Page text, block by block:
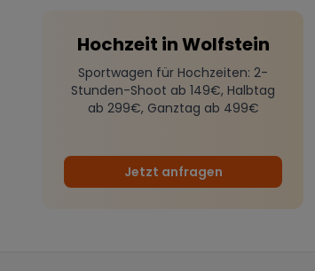
Hochzeit inWolfstein
Sportwagen für Hochzeiten: 2-
Stunden-Shoot ab 149€, Halbtag
ab 299€, Ganztag ab 499€
Jetzt anfragen